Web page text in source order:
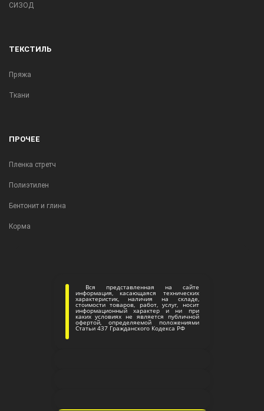
СИЗОД
ТЕКСТИЛЬ
Пряжа
Ткани
ПРОЧЕЕ
Пленка стретч
Полиэтилен
Бентонит и глина
Корма
Вся представленная на сайте
информация, касающаяся технических
характеристик, наличия на складе,
стоимости товаров, работ, услуг, носит
информационный характер и ни при
каких условиях не является публичной
офертой, определяемой положениями
Статьи 437 Гражданского Кодекса РФ